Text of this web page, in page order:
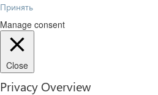
Принять
Manage consent
Close
Privacy Overview